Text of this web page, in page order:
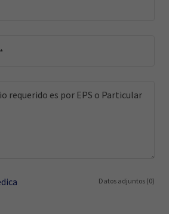
Datos adjuntos (0)